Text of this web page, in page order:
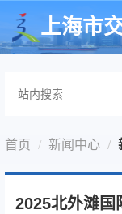
上海市
首页 新闻中心
2025北外滩国